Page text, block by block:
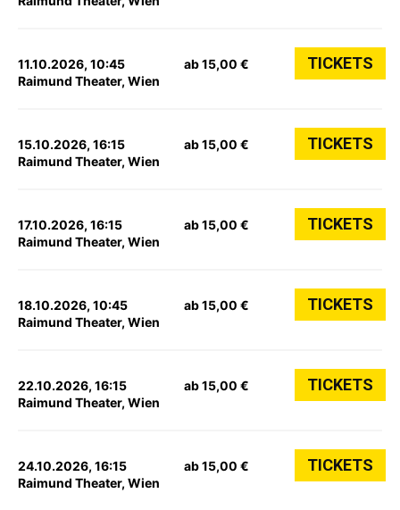
11.10.2026, 10:45
Raimund Theater, Wien
ab 15,00 € TICKETS
15.10.2026, 16:15
Raimund Theater, Wien
ab 15,00 € TICKETS
17.10.2026, 16:15
Raimund Theater, Wien
ab 15,00 € TICKETS
18.10.2026, 10:45
Raimund Theater, Wien
ab 15,00 € TICKETS
22.10.2026, 16:15
Raimund Theater, Wien
ab 15,00 € TICKETS
24.10.2026, 16:15
Raimund Theater, Wien
ab 15,00 € TICKETS